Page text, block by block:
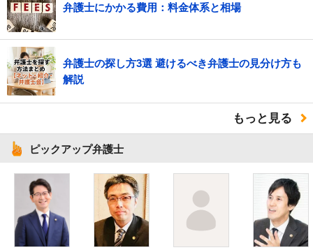
弁護士にかかる費用：料金体系と相場
弁護士の探し方3選 避けるべき弁護士の見分け方も
解説
もっと見る
ピックアップ弁護士